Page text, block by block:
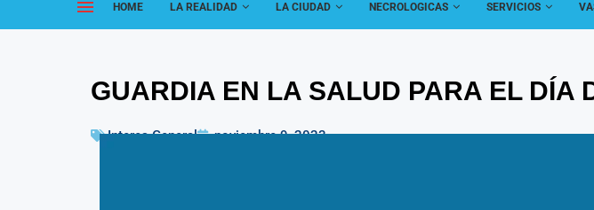
HOME LA REALIDAD LA CIUDAD NECROLOGICAS SERVICIOS
GUARDIA EN LA SALUD PARA EL DÍA
Interes General noviembre 9, 2023